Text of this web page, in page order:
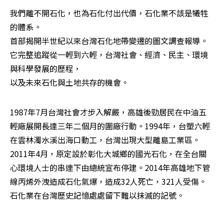
我們離不開石化，也為石化付出代價，石化業不該是犧牲
的體系。
首部揭開半世紀以來台灣石化地帶變遷的圖文調查報導。
它完整追蹤從一輕到六輕，台灣社會、經濟、民主、環境
與科學發展的歷程，
以及未來石化與土地共存的機會。
1987年7月台灣社會才步入解嚴，高雄後勁居民在中油五
輕廠展開長達三年二個月的圍廠行動。1994年，台塑六輕
在雲林濁水溪出海口動工，台灣出現大型離島工業區。
2011年4月，原定設於彰化大城鄉的國光石化，在全台關
心環境人士的串連下由總統宣布停建。2014年高雄地下管
線丙烯外洩造成石化氣爆，造成32人死亡，321人受傷。
石化業在台灣歷史記憶處處留下難以抹滅的記號。